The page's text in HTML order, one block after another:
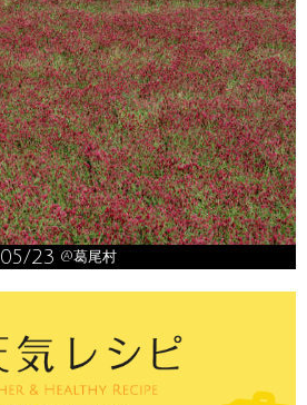
05/23 @葛尾村